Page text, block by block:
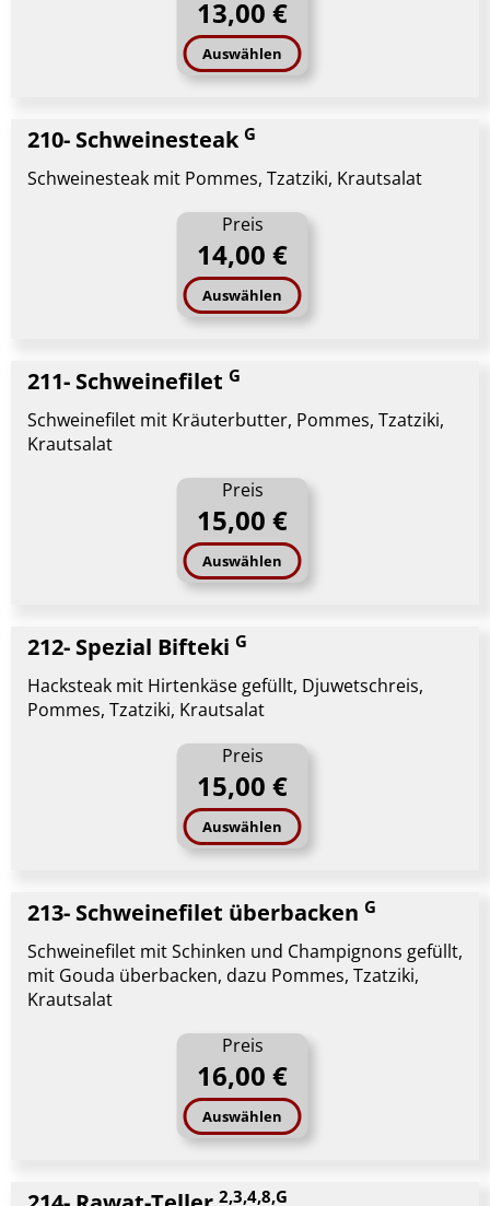
13,00 €
Auswählen
210- Schweinesteak G
Schweinesteak mit Pommes, Tzatziki, Krautsalat
Preis
14,00 €
Auswählen
211- Schweinefilet G
Schweinefilet mit Kräuterbutter, Pommes, Tzatziki,
Krautsalat
Preis
15,00 €
Auswählen
212- Spezial Bifteki G
Hacksteak mit Hirtenkäse gefüllt, Djuwetschreis,
Pommes, Tzatziki, Krautsalat
Preis
15,00 €
Auswählen
213- Schweinefilet überbacken G
Schweinefilet mit Schinken und Champignons gefüllt,
mit Gouda überbacken, dazu Pommes, Tzatziki,
Krautsalat
Preis
16,00 €
Auswählen
2,3,4,8,G